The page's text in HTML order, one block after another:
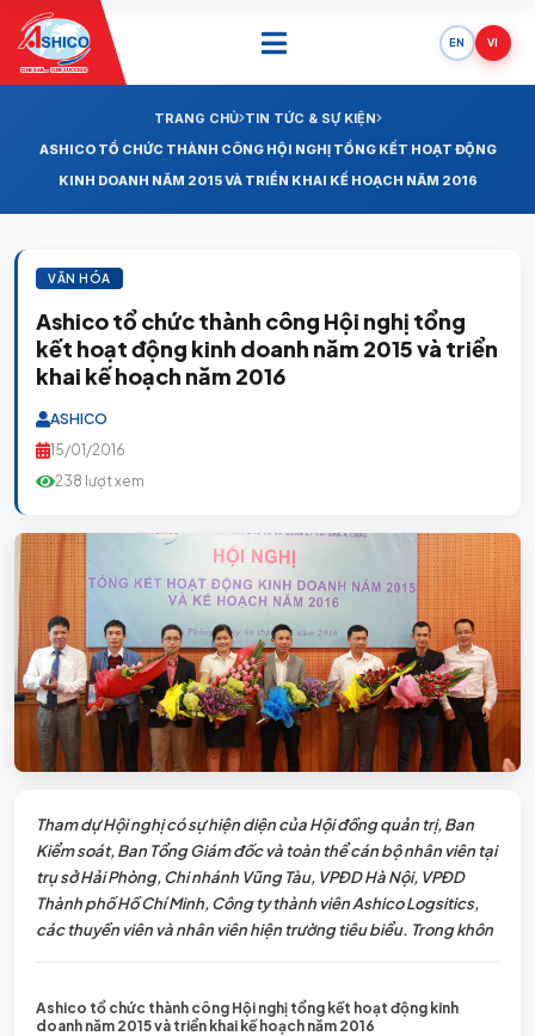
ONE SAIL - ONE SUCCESS
EN VI
TRANG CHỦ TIN TỨC & SỰ KIỆN
ASHICO TỔ CHỨC THÀNH CÔNG HỘI NGHỊ TỔNG KẾT HOẠT ĐỘNG
KINH DOANH NĂM 2015 VÀ TRIỂN KHAI KẾ HOẠCH NĂM 2016
VĂN HÓA
Ashico tổ chức thành công Hội nghị tổng
kết hoạt động kinh doanh năm 2015 và triển
khai kế hoạch năm 2016
ASHICO
15/01/2016
238 lượt xem
Tham dự Hội nghị có sự hiện diện của Hội đồng quản trị, Ban
Kiểm soát, Ban Tổng Giám đốc và toàn thể cán bộ nhân viên tại
trụ sở Hải Phòng, Chi nhánh Vũng Tàu, VPĐD Hà Nội, VPĐD
Thành phố Hồ Chí Minh, Công ty thành viên Ashico Logsitics,
các thuyền viên và nhân viên hiện trường tiêu biểu. Trong khôn
Ashico tổ chức thành công Hội nghị tổng kết hoạt động kinh
doanh năm 2015 và triển khai kế hoạch năm 2016